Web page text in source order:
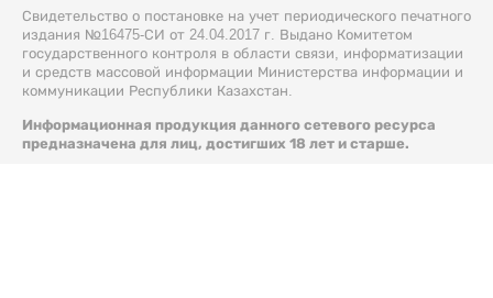
Свидетельство о постановке на учет периодического печатного
издания №16475-СИ от 24.04.2017 г. Выдано Комитетом
государственного контроля в области связи, информатизации
и средств массовой информации Министерства информации и
коммуникации Республики Казахстан.
Информационная продукция данного сетевого ресурса
предназначена для лиц, достигших 18 лет и старше.